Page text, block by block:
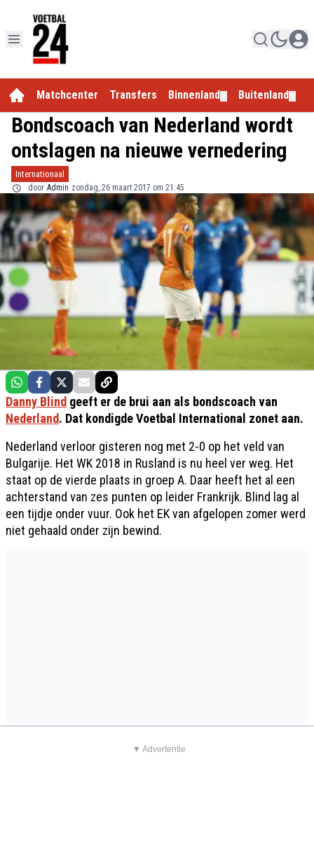
Matchcenter Transfers Binnenland Buitenland
Bondscoach van Nederland wordt
ontslagen na nieuwe vernedering
Internationaal
door Admin zondag, 26 maart 2017 om 21:45
Danny Blind geeft er de brui aan als bondscoach van
Nederland. Dat kondigde Voetbal International zonet aan.
Nederland verloor gisteren nog met 2-0 op het veld van
Bulgarije. Het WK 2018 in Rusland is nu heel ver weg. Het
staat op de vierde plaats in groep A. Daar heeft het al een
achterstand van zes punten op leider Frankrijk. Blind lag al
een tijdje onder vuur. Ook het EK van afgelopen zomer werd
niet gehaald onder zijn bewind.
▼ Advertentie